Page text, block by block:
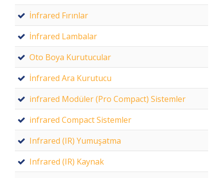
İnfrared Fırınlar
İnfrared Lambalar
Oto Boya Kurutucular
İnfrared Ara Kurutucu
infrared Modüler (Pro Compact) Sistemler
infrared Compact Sistemler
Infrared (IR) Yumuşatma
Infrared (IR) Kaynak